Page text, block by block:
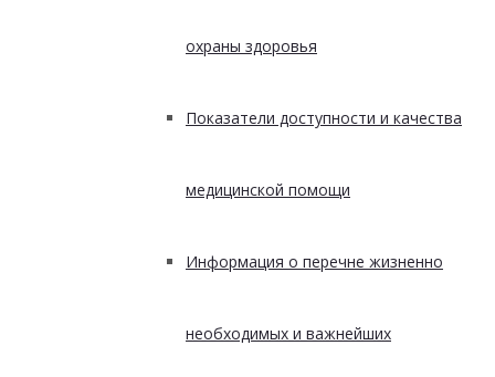
охраны здоровья
Показатели доступности и качества
медицинской помощи
Информация о перечне жизненно
необходимых и важнейших